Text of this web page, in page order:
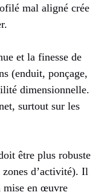
mal aligné crée
et la finesse de
(enduit, ponçage,
dimensionnelle.
surtout sur les
être plus robuste
d’activité). Il
mise en œuvre